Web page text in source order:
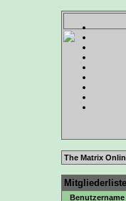
The Matrix
Mitgliederliste
Benutzername